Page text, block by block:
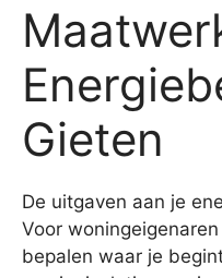
Gieten
De uitgaven aan je
Voor
bepalen waar je